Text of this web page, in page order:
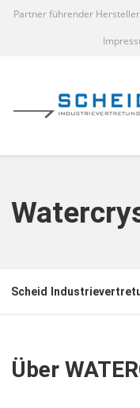
Partner führender
Scheid
Über